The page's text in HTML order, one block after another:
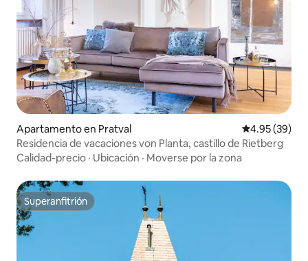
Apartamento en Pratval Calificación
4.95 (39)
Residencia de vacaciones von Planta, castillo de Rietberg
Calidad-precio · Ubicación · Moverse por la zona
Superanfitrión
Superanfitrión